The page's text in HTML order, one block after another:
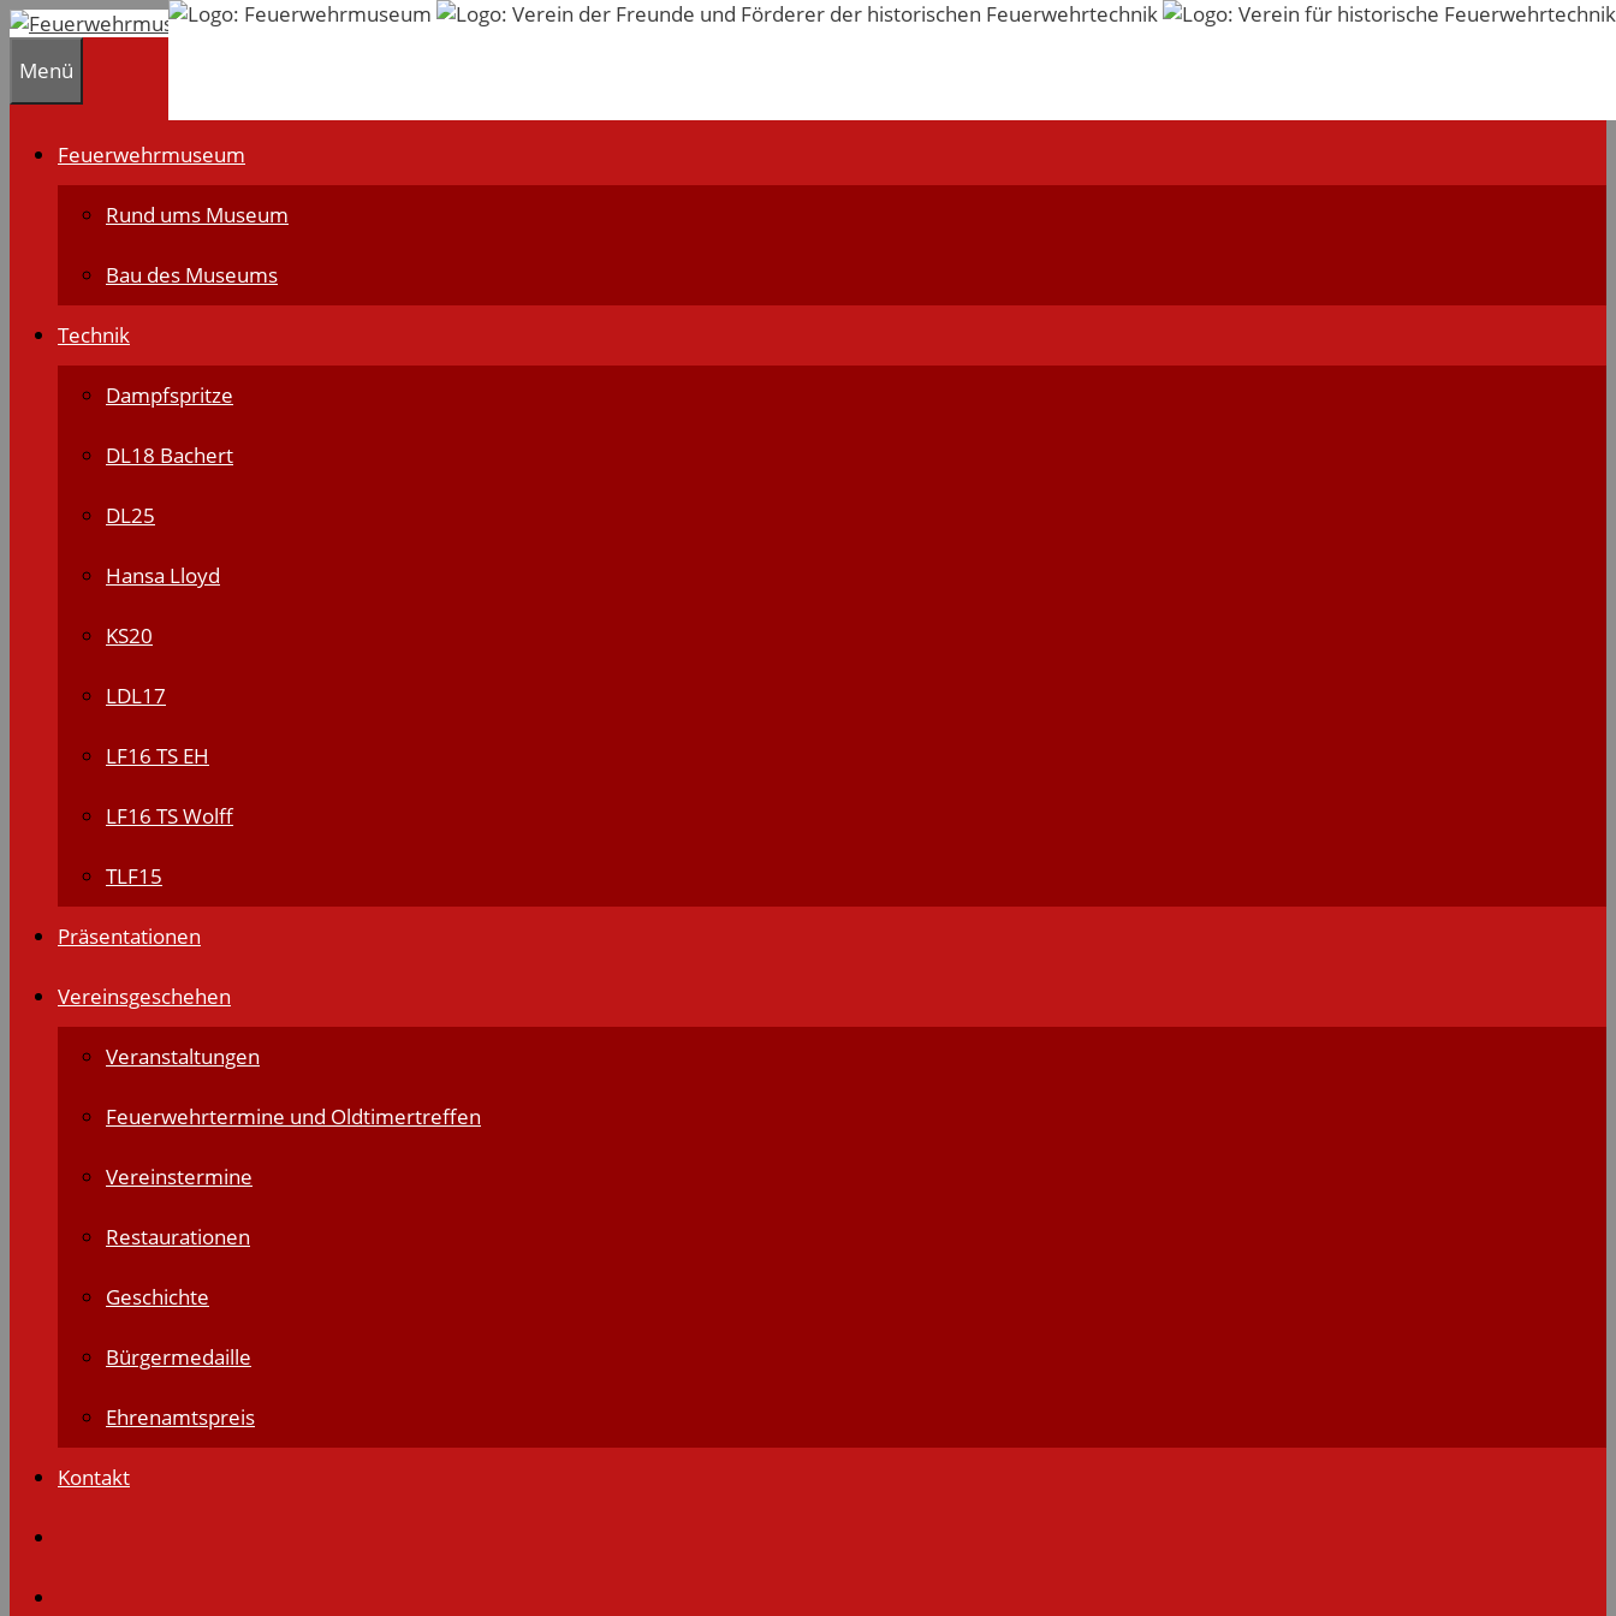
Zum
springen
Menü
Feuerwehrmuseum
Rund ums Museum
Bau des Museums
Technik
Dampfspritze
DL18 Bachert
DL25
Hansa Lloyd
KS20
LDL17
LF16 TS EH
LF16 TS Wolff
TLF15
Präsentationen
Vereinsgeschehen
Veranstaltungen
Feuerwehrtermine und Oldtimertreffen
Vereinstermine
Restaurationen
Geschichte
Bürgermedaille
Ehrenamtspreis
Kontakt